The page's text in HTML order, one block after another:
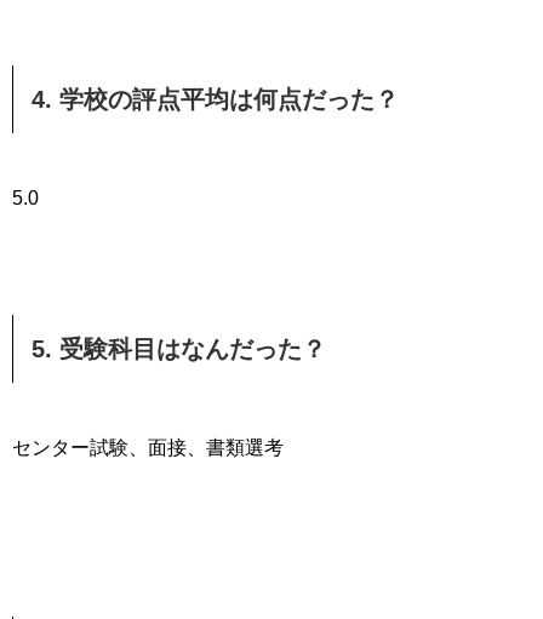
4. 学校の評点平均は何点だった？
5.0
5. 受験科目はなんだった？
センター試験、面接、書類選考